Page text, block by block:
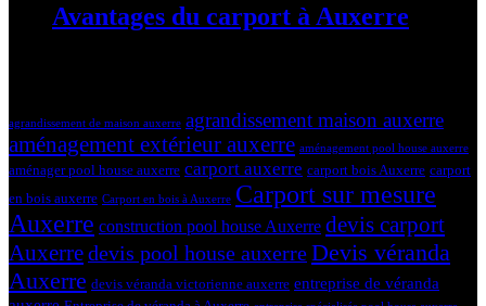
Avantages du carport à Auxerre
agrandissement de maison auxerre agrandissement maison auxerre
aménagement extérieur auxerre aménagement pool house auxerre
aménager pool house auxerre carport auxerre carport bois Auxerre carport
en bois auxerre Carport en bois à Auxerre Carport sur mesure
Auxerre construction pool house Auxerre devis carport
Auxerredevis pool house auxerreDevis véranda
Auxerre devis véranda victorienne auxerre entreprise de véranda